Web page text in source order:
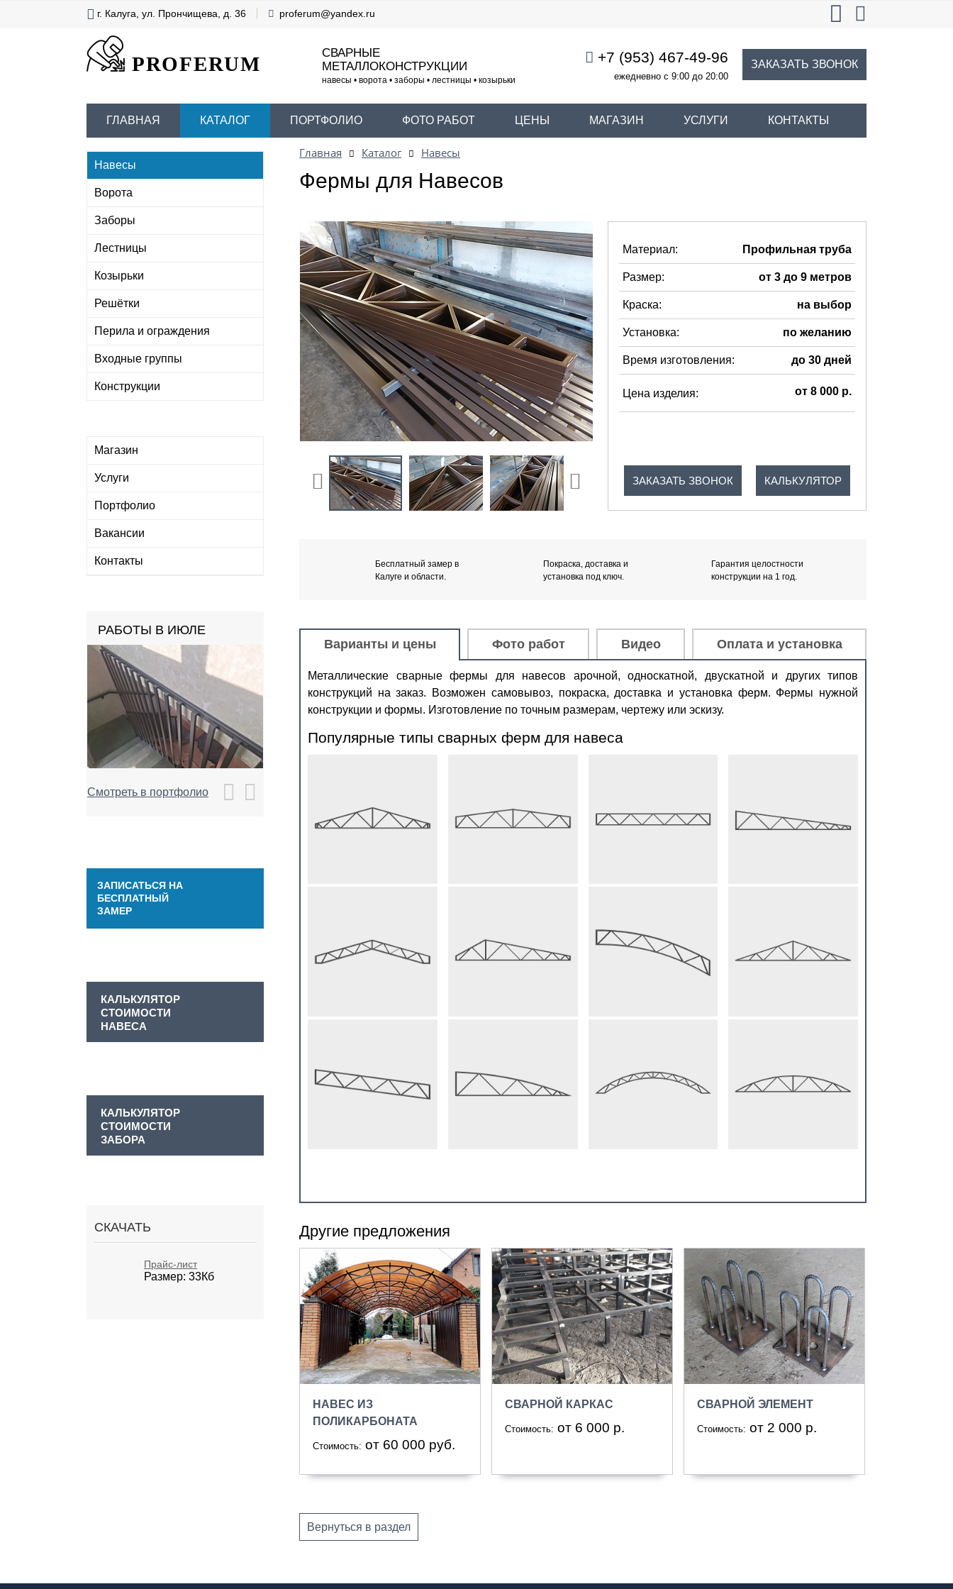
г. Калуга, ул. Прончищева, д. 36 proferum@yandex.ru
PROFERUM
СВАРНЫЕ
МЕТАЛЛОКОНСТРУКЦИИ
навесы • ворота • заборы • лестницы • козырьки
+7 (953) 467-49-96
ежедневно с 9:00 до 20:00
ЗАКАЗАТЬ ЗВОНОК
ГЛАВНАЯ КАТАЛОГ ПОРТФОЛИО ФОТО РАБОТ ЦЕНЫ МАГАЗИН УСЛУГИ КОНТАКТЫ
Навесы
Ворота
Заборы
Лестницы
Козырьки
Решётки
Перила и ограждения
Входные группы
Конструкции
Магазин
Услуги
Портфолио
Вакансии
Контакты
РАБОТЫ В ИЮЛЕ
Смотреть в портфолио
ЗАПИСАТЬСЯ НА
БЕСПЛАТНЫЙ
ЗАМЕР
КАЛЬКУЛЯТОР
СТОИМОСТИ
НАВЕСА
КАЛЬКУЛЯТОР
СТОИМОСТИ
ЗАБОРА
СКАЧАТЬ
Прайс-лист
Размер: 33Кб
Главная Каталог Навесы
Фермы для Навесов
Материал: Профильная труба
Размер: от 3 до 9 метров
Краска: на выбор
Установка: по желанию
Время изготовления: до 30 дней
Цена изделия: от 8 000 р.
ЗАКАЗАТЬ ЗВОНОК КАЛЬКУЛЯТОР
Бесплатный замер в
Калуге и области.
Покраска, доставка и
установка под ключ.
Гарантия целостности
конструкции на 1 год.
Варианты и цены Фото работ Видео Оплата и установка
Металлические сварные фермы для навесов арочной, односкатной, двускатной и других типов
конструкций на заказ. Возможен самовывоз, покраска, доставка и установка ферм. Фермы нужной
конструкции и формы. Изготовление по точным размерам, чертежу или эскизу.
Популярные типы сварных ферм для навеса
Другие предложения
НАВЕС ИЗ
ПОЛИКАРБОНАТА
Стоимость: от 60 000 руб.
СВАРНОЙ КАРКАС
Стоимость: от 6 000 р.
СВАРНОЙ ЭЛЕМЕНТ
Стоимость: от 2 000 р.
Вернуться в раздел